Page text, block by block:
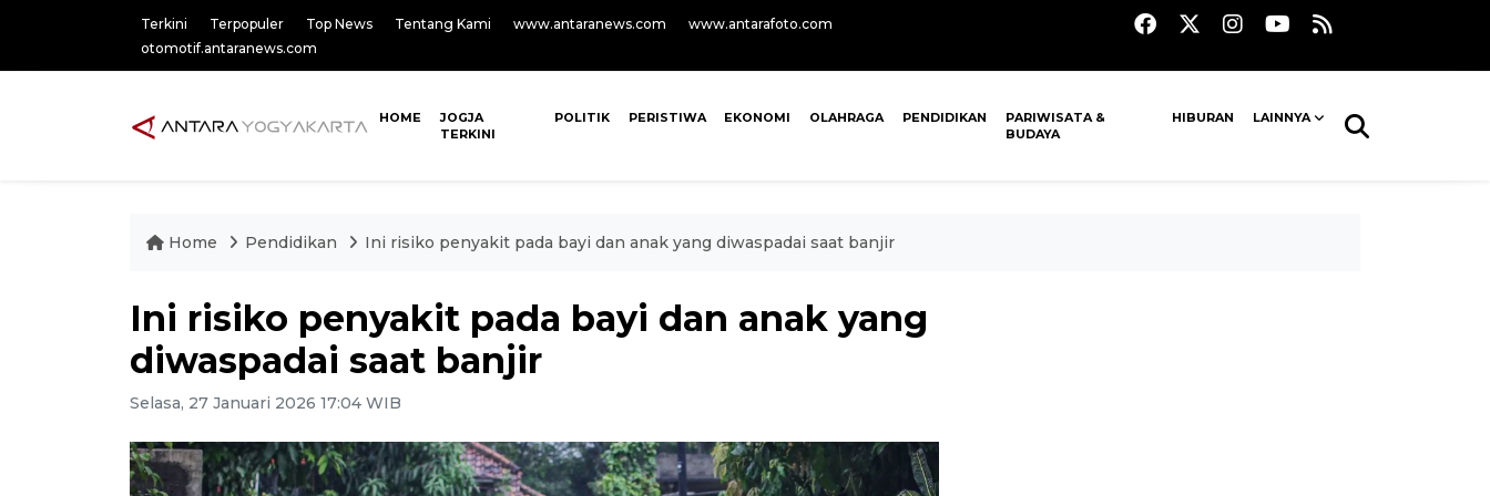
Terkini Terpopuler Top News Tentang Kami www.antaranews.com
www.antarafoto.com
otomotif.antaranews.com
HOME
JOGJA
TERKINI
POLITIK PERISTIWA EKONOMI OLAHRAGA PENDIDIKAN
PARIWISATA &
BUDAYA
HIBURAN LAINNYA
Home Pendidikan Ini risiko penyakit pada bayi dan anak yang diwaspadai saat banjir
Ini risiko penyakit pada bayi dan anak yang
diwaspadai saat banjir
Selasa, 27 Januari 2026 17:04 WIB